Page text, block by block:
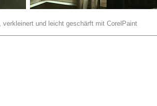
und leicht geschärft mit CorelPaint